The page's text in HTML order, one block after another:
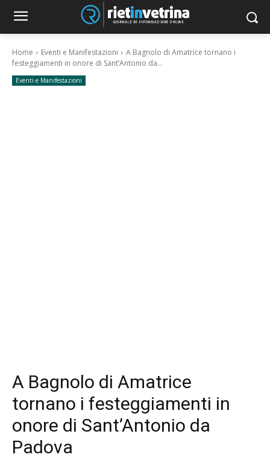
Home Eventi e Manifestazioni
A Bagnolo di Amatrice tornano i
festeggiamenti in onore di Sant’Antonio da...
Eventi e Manifestazioni
A Bagnolo di Amatrice
tornano i festeggiamenti in
onore di Sant’Antonio da
Padova